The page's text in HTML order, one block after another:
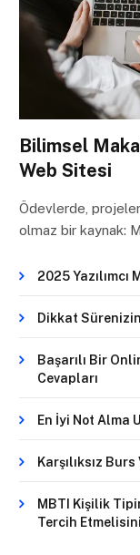
Bilimsel
Web Sitesi
Ödevlerde,
olmaz bir kaynak:
2025 Yazılımcı
Dikkat
Başarılı Bir
Cevapları
En İyi Not Alma
Karşılıksız
MBTI Kişilik
Tercih